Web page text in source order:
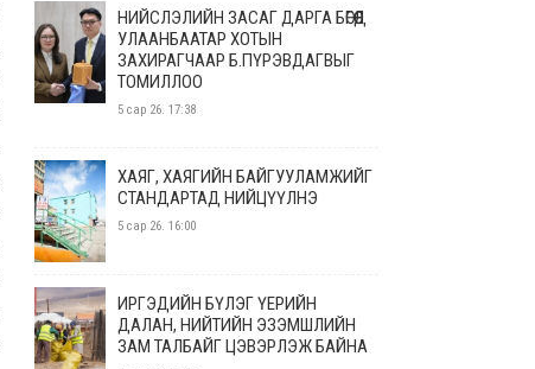
НИЙСЛЭЛИЙН ЗАСАГ ДАРГА БӨГӨӨД
УЛААНБААТАР ХОТЫН
ЗАХИРАГЧААР Б.ПҮРЭВДАГВЫГ
ТОМИЛЛОО
5 сар 26. 17:38
ХАЯГ, ХАЯГИЙН БАЙГУУЛАМЖИЙГ
СТАНДАРТАД НИЙЦҮҮЛНЭ
5 сар 26. 16:00
ИРГЭДИЙН БҮЛЭГ ҮЕРИЙН
ДАЛАН, НИЙТИЙН ЭЗЭМШЛИЙН
ЗАМ ТАЛБАЙГ ЦЭВЭРЛЭЖ БАЙНА